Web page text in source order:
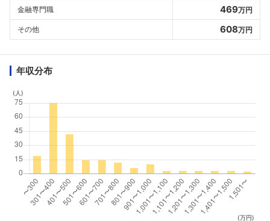
金融専門職 469万円
その他 608万円
年収分布
(人)
(万円)